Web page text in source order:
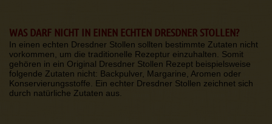
WAS DARF NICHT IN EINEN ECHTEN DRESDNER STOLLEN?
In einen echten Dresdner Stollen sollten bestimmte Zutaten nicht
vorkommen, um die traditionelle Rezeptur einzuhalten. Somit
gehören in ein Original Dresdner Stollen Rezept beispielsweise
folgende Zutaten nicht: Backpulver, Margarine, Aromen oder
Konservierungsstoffe. Ein echter Dresdner Stollen zeichnet sich
durch natürliche Zutaten aus.